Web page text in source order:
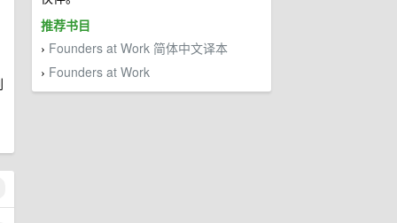
推荐书目
› Founders at Work 简体中文译本
› Founders at Work